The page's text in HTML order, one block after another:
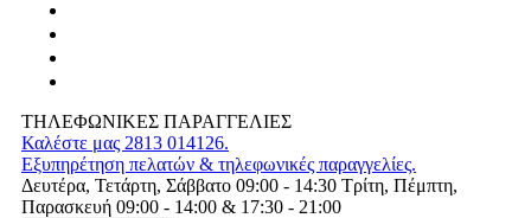
ΤΗΛΕΦΩΝΙΚΕΣ ΠΑΡΑΓΓΕΛΙΕΣ
Καλέστε μας 2813 014126.
Εξυπηρέτηση πελατών & τηλεφωνικές παραγγελίες.
Δευτέρα, Τετάρτη, Σάββατο 09:00 - 14:30 Τρίτη, Πέμπτη,
Παρασκευή 09:00 - 14:00 & 17:30 - 21:00